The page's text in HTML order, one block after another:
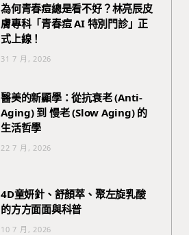
為何青春痘總是看不好？林亮辰皮
膚專科「青春痘 AI 特別門診」正
式上線！
31 7 月, 2026
醫美的新顯學：從抗衰老 (Anti-
Aging) 到 慢老 (Slow Aging) 的
生活哲學
22 7 月, 2026
4D童妍針、舒顏萃、聚左旋乳酸
的方方面面與科普
10 7 月, 2026